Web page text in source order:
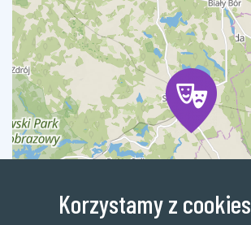
Korzystamy z cookies